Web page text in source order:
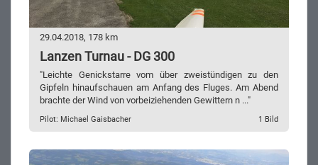
29.04.2018, 178 km
Lanzen Turnau - DG 300
"Leichte Genickstarre vom über zweistündigen zu den
Gipfeln hinaufschauen am Anfang des Fluges. Am Abend
brachte der Wind von vorbeiziehenden Gewittern n ..."
Pilot: Michael Gaisbacher 1 Bild